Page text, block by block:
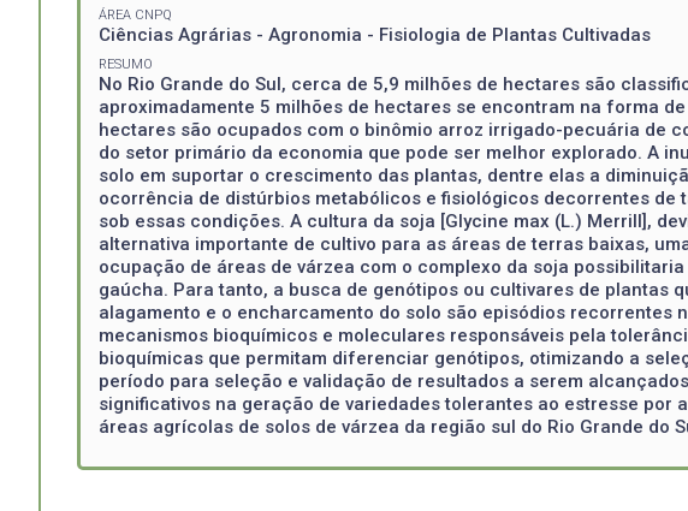
ÁREA CNPQ
Ciências Agrárias - Agronomia - Fisiologia de Plantas Cultivadas
RESUMO
No Rio Grande do Sul, cerca de 5,9 milhões de hectares são
aproximadamente 5 milhões de hectares se encontram na forma
hectares são ocupados com o binômio arroz irrigado-pecuária de
do setor primário da economia que pode ser melhor explorado. A
solo em suportar o crescimento das plantas, dentre elas a
ocorrência de distúrbios metabólicos e fisiológicos decorrentes
sob essas condições. A cultura da soja [Glycine max (L.) Merrill],
alternativa importante de cultivo para as áreas de terras baixas,
ocupação de áreas de várzea com o complexo da soja
gaúcha. Para tanto, a busca de genótipos ou cultivares de plantas
alagamento e o encharcamento do solo são episódios
mecanismos bioquímicos e moleculares responsáveis pela
bioquímicas que permitam diferenciar genótipos, otimizando a
período para seleção e validação de resultados a serem
significativos na geração de variedades tolerantes ao estresse
áreas agrícolas de solos de várzea da região sul do Rio Grande do